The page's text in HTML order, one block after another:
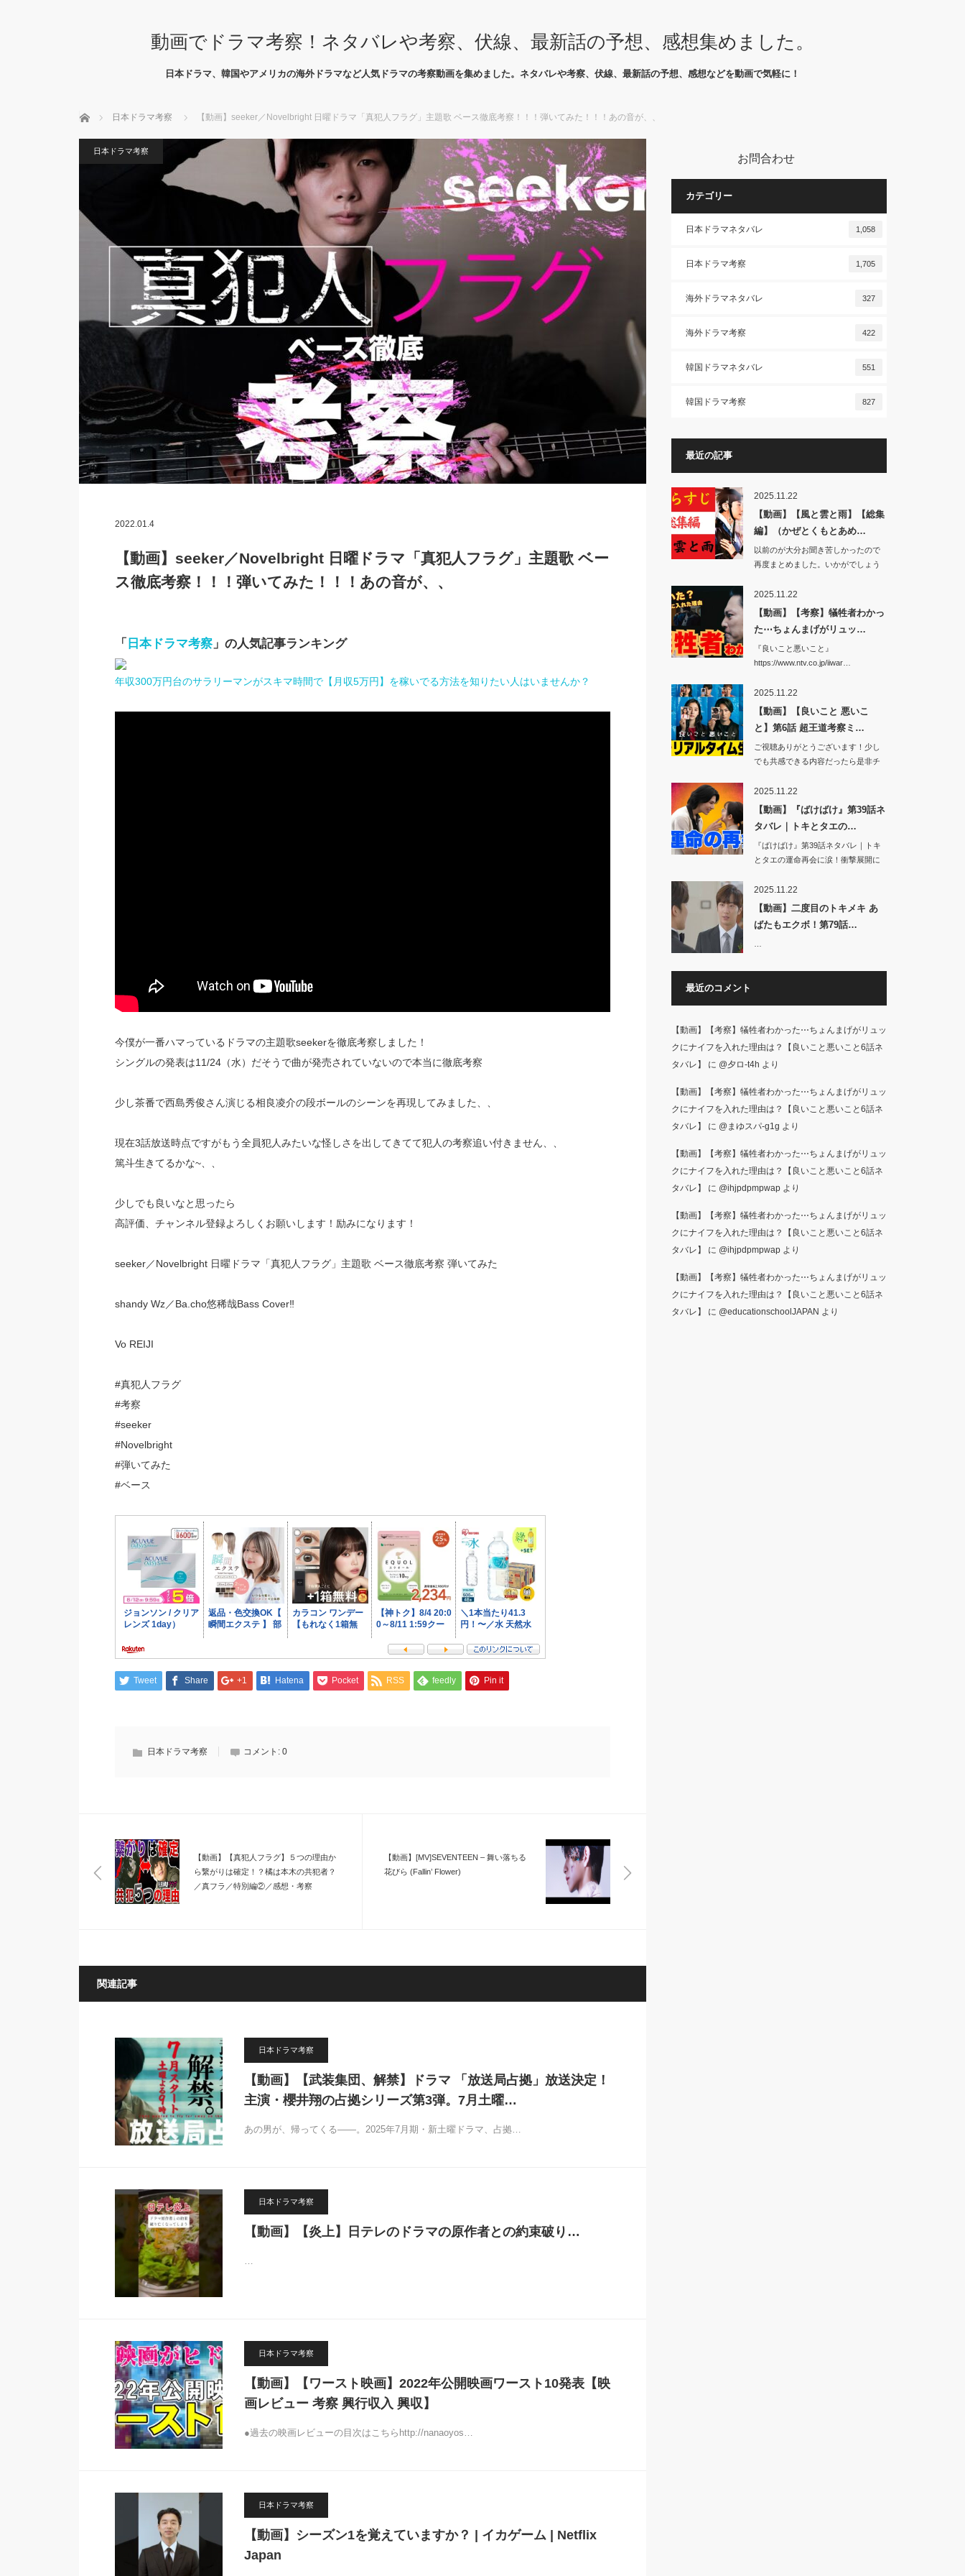
動画でドラマ考察！ネタバレや考察、伏線、最新話の予想、感想集めました。
日本ドラマ、韓国やアメリカの海外ドラマなど人気ドラマの考察動画を集めました。ネタバレや考察、伏線、最新話の予想、感想などを動画で気軽に！
ホーム 日本ドラマ考察 【動画】seeker／Novelbright 日曜ドラマ「真犯人フラグ」主題歌 ベース徹底考察！！！弾いてみた！！！あの音が、、
日本ドラマ考察
2022.01.4
【動画】seeker／Novelbright 日曜ドラマ「真犯人フラグ」主題歌 ベー
ス徹底考察！！！弾いてみた！！！あの音が、、
「 日本ドラマ考察」の人気記事ランキング
年収300万円台のサラリーマンがスキマ時間で【月収5万円】を稼いでる方法を知りたい人はいませんか？
今僕が一番ハマっているドラマの主題歌seekerを徹底考察しました！
シングルの発表は11/24（水）だそうで曲が発売されていないので本当に徹底考察
少し茶番で西島秀俊さん演じる相良凌介の段ボールのシーンを再現してみました、、
現在3話放送時点ですがもう全員犯人みたいな怪しさを出してきてて犯人の考察追い付きません、、
篤斗生きてるかな~、、
少しでも良いなと思ったら
高評価、チャンネル登録よろしくお願いします！励みになります！
seeker／Novelbright 日曜ドラマ「真犯人フラグ」主題歌 ベース徹底考察 弾いてみた
shandy Wz／Ba.cho悠稀哉Bass Cover‼︎
Vo REIJI
#真犯人フラグ
#考察
#seeker
#Novelbright
#弾いてみた
#ベース
Tweet Share +1 Hatena Pocket RSS feedly Pin it
日本ドラマ考察 コメント: 0
【動画】【真犯人フラグ】５つの理由か
ら繋がりは確定！？橘は本木の共犯者？
／真フラ／特別編②／感想・考察
【動画】[MV]SEVENTEEN – 舞い落ちる
花びら (Fallin’ Flower)
関連記事
日本ドラマ考察
【動画】【武装集団、解禁】ドラマ 「放送局占拠」放送決定！
主演・櫻井翔の占拠シリーズ第3弾。7月土曜…
あの男が、帰ってくる――。2025年7月期・新土曜ドラマ、占拠…
日本ドラマ考察
【動画】【炎上】日テレのドラマの原作者との約束破り…
…
日本ドラマ考察
【動画】【ワースト映画】2022年公開映画ワースト10発表【映
画レビュー 考察 興行収入 興収】
●過去の映画レビューの目次はこちらhttp://nanaoyos…
日本ドラマ考察
【動画】シーズン1を覚えていますか？ | イカゲーム | Netflix
Japan
お問合わせ
カテゴリー
日本ドラマネタバレ 1,058
日本ドラマ考察 1,705
海外ドラマネタバレ 327
海外ドラマ考察 422
韓国ドラマネタバレ 551
韓国ドラマ考察 827
最近の記事
2025.11.22
【動画】【風と雲と雨】【総集
編】（かぜとくもとあめ…
以前のが大分お聞き苦しかったので
再度まとめました。いかがでしょう
2025.11.22
【動画】【考察】犠牲者わかっ
た⋯ちょんまげがリュッ…
『良いこと悪いこと』
https://www.ntv.co.jp/iiwar…
2025.11.22
【動画】【良いこと 悪いこ
と】第6話 超王道考察ミ…
ご視聴ありがとうございます！少し
でも共感できる内容だったら是非チ
2025.11.22
【動画】『ばけばけ』第39話ネ
タバレ｜トキとタエの…
『ばけばけ』第39話ネタバレ｜トキ
とタエの運命再会に涙！衝撃展開に
2025.11.22
【動画】二度目のトキメキ あ
ばたもエクボ！第79話…
最近のコメント
【動画】【考察】犠牲者わかった⋯ちょんまげがリュッ
クにナイフを入れた理由は？【良いこと悪いこと6話ネ
タバレ】
に @夕ロ-t4h より
【動画】【考察】犠牲者わかった⋯ちょんまげがリュッ
クにナイフを入れた理由は？【良いこと悪いこと6話ネ
タバレ】
に @まゆスパ-g1g より
【動画】【考察】犠牲者わかった⋯ちょんまげがリュッ
クにナイフを入れた理由は？【良いこと悪いこと6話ネ
タバレ】
に @ihjpdpmpwapより
【動画】【考察】犠牲者わかった⋯ちょんまげがリュッ
クにナイフを入れた理由は？【良いこと悪いこと6話ネ
タバレ】
に @ihjpdpmpwapより
【動画】【考察】犠牲者わかった⋯ちょんまげがリュッ
クにナイフを入れた理由は？【良いこと悪いこと6話ネ
タバレ】
に @educationschoolJAPAN より